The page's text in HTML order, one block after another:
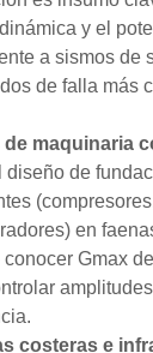
y el
a sismos de
de falla más
de maquinaria
diseño de
en
Gmax
costeras e